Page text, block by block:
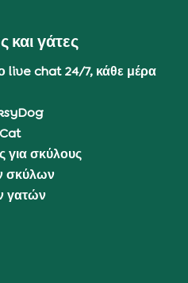
και γάτες
live chat 24/7, κάθε μέρα
για σκύλους
σκύλων
γατών